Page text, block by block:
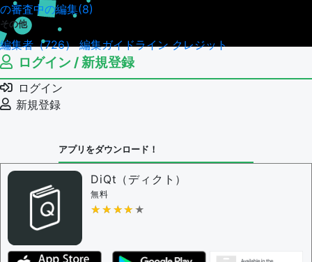
の審査中の編集(8)
その他
編集者（726）編集ガイドラインクレジット
ログイン / 新規登録
ログイン
新規登録
アプリをダウンロード！
DiQt（ディクト）
無料
★★★★★
★★★★★